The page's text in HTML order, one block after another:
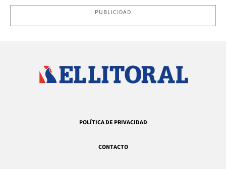
PUBLICIDAD
POLÍTICA DE PRIVACIDAD
CONTACTO